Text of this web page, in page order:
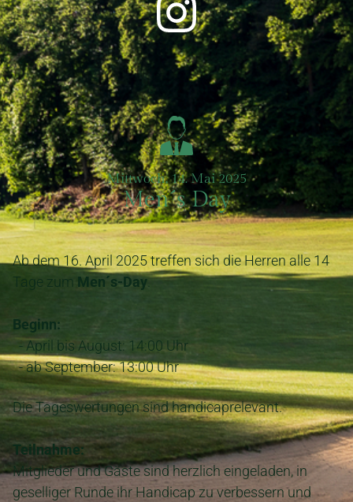
Mittwoch, 14. Mai 2025
Men´s Day
Ab dem 16. April 2025 treffen sich die Herren alle 14
Tage zum Men´s-Day.
Beginn:
- April bis August: 14:00 Uhr
- ab September: 13:00 Uhr
Die Tageswertungen sind handicaprelevant.
Teilnahme:
Mitglieder und Gäste sind herzlich eingeladen, in
geselliger Runde ihr Handicap zu verbessern und